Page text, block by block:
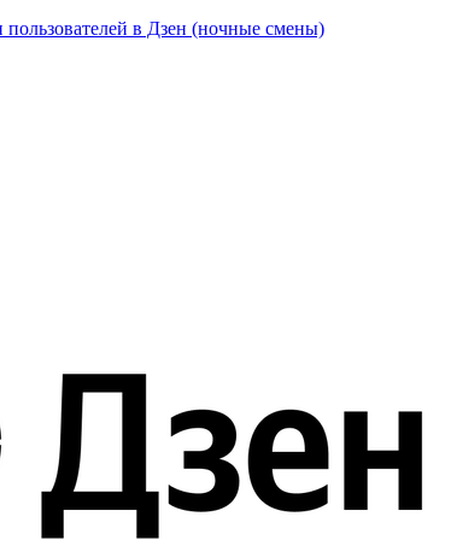
в Дзен (ночные смены)